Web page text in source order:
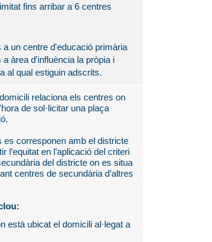
fins arribar a 6 centres
un centre d'educació primària
àrea d'influència la pròpia i
al qual estiguin adscrits.
relaciona els centres on
de sol·licitar una plaça
es corresponen amb el districte
l’equitat en l’aplicació del criteri
del districte on es situa
centres de secundària d’altres
està ubicat el domicili al·legat a